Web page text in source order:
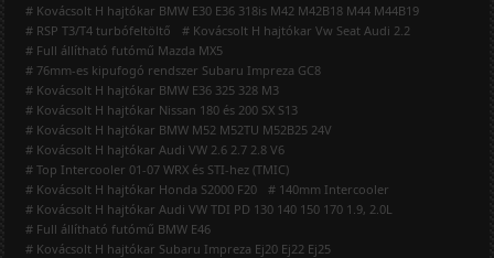
# Kovácsolt H hajtókar BMW E30 E36 318is M42 M42B18 M44 M44B19
# RSP T3/T4 turbófeltöltő
# Kovácsolt H hajtókar Vw Seat Audi 2.2
# Full állítható futómű Mazda MX5
# 76mm-es kipufogó rendszer Subaru Impreza GC8
# Kovácsolt H hajtókar BMW E36 325 328 M3
# Kovácsolt H hajtókar Nissan 180 és 200 SX S13
# Kovácsolt H hajtókar BMW M52 M52TU M52B25 24V
# Kovácsolt H hajtókar Audi VW 2.6 2.7 2.8 V6
# Top Intercooler 01-07 WRX és STI-hez (TMIC)
# Kovácsolt H hajtókar Honda S2000 F20
# 140mm Intercooler
# Kovácsolt H hajtókar Audi VW TDI PD 130 140 150 170 1.9, 2.0L
# Full állítható futómű BMW E46
# Kovácsolt H hajtókar Subaru Impreza Ej20 Ej22 Ej25